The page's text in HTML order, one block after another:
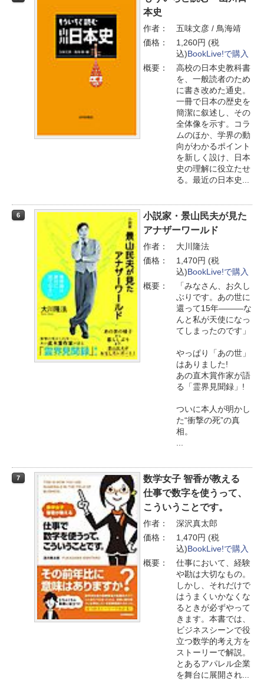
本史
作者：
五味文彦 / 鳥海靖
価格：
1,260円 (税
込)BookLive!で購入
概要：
高校の日本史教科書
を、一般読者のため
に書き改めた通史。
一冊で日本の歴史を
簡潔に叙述し、その
全体像を示す。コラ
ムのほか、学界の動
向がわかるポイント
を新しく設け、日本
史の理解に役立たせ
る。最近の日本史...
6
小説家・景山民夫が見た
アナザーワールド
作者：
大川隆法
価格：
1,470円 (税
込)BookLive!で購入
概要：
「みなさん、お久し
ぶりです。あの世に
還って15年―――な
んと私が天使になっ
てしまったのです」
やっぱり「あの世」
はありました!
あの直木賞作家が語
る「霊界見聞録」!
ついに本人が明かし
た“衝撃の死”の真
相。
7
数学女子 智香が教える
仕事で数字を使うって、
こういうことです。
作者：
深沢真太郎
価格：
1,470円 (税
込)BookLive!で購入
概要：
仕事において、経験
や勘は大切なもの。
しかし、それだけで
はうまくいかなくな
るときが必ずやって
きます。本書では、
ビジネスシーンで役
立つ数学的考え方を
ストーリーで解説。
とあるアパレル企業
を舞台に展開され...